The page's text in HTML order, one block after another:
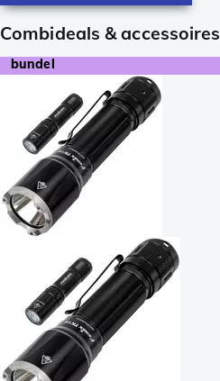
Combideals & accessoires
bundel